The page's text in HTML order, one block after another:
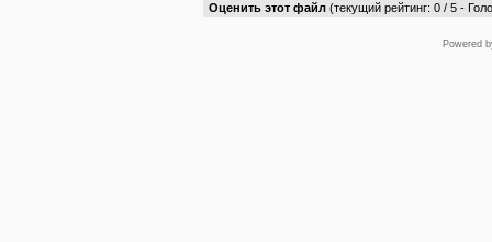
Оценить этот файл (текущий рейтинг: 0 / 5 -
Powered